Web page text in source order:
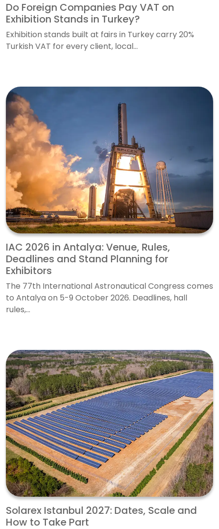
Do Foreign Companies Pay VAT on
Exhibition Stands in Turkey?
Exhibition stands built at fairs in Turkey carry 20%
Turkish VAT for every client, local...
IAC 2026 in Antalya: Venue, Rules,
Deadlines and Stand Planning for
Exhibitors
The 77th International Astronautical Congress comes
to Antalya on 5-9 October 2026. Deadlines, hall
rules,...
Solarex Istanbul 2027: Dates, Scale and
How to Take Part